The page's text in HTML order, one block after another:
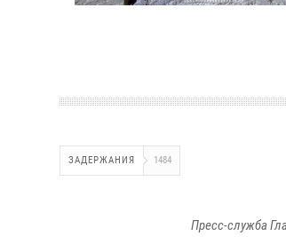
ЗАДЕРЖАНИЯ 1484
Пресс-служба